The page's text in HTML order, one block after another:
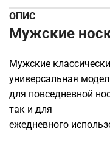
ОПИС
Мужские
Мужские
универсальная
для повседневной
так и для
ежедневного